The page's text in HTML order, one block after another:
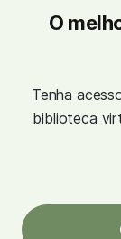
O
Tenha
biblioteca